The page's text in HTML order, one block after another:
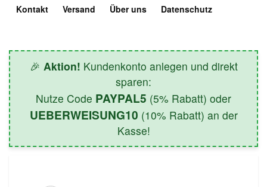
Kontakt Versand Über uns Datenschutz
🎉 Aktion! Kundenkonto anlegen und direkt
sparen:
Nutze Code PAYPAL5 (5% Rabatt) oder
UEBERWEISUNG10 (10% Rabatt) an der
Kasse!